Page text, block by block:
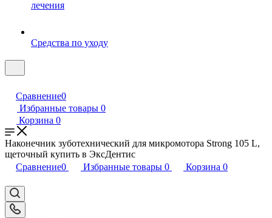
лечения
Средства по уходу
Сравнение0
Избранные товары 0
Корзина 0
Наконечник зуботехнический для микромотора Strong 105 L,
щеточный купить в ЭксДентис
Сравнение0 Избранные товары 0 Корзина 0